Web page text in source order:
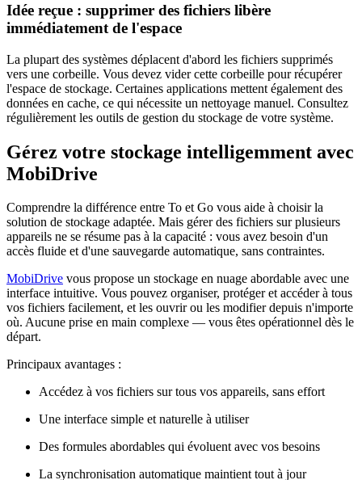
Idée reçue : supprimer des fichiers libère
immédiatement de l'espace
La plupart des systèmes déplacent d'abord les fichiers supprimés
vers une corbeille. Vous devez vider cette corbeille pour récupérer
l'espace de stockage. Certaines applications mettent également des
données en cache, ce qui nécessite un nettoyage manuel. Consultez
régulièrement les outils de gestion du stockage de votre système.
Gérez votre stockage intelligemment avec
MobiDrive
Comprendre la différence entre To et Go vous aide à choisir la
solution de stockage adaptée. Mais gérer des fichiers sur plusieurs
appareils ne se résume pas à la capacité : vous avez besoin d'un
accès fluide et d'une sauvegarde automatique, sans contraintes.
MobiDrive vous propose un stockage en nuage abordable avec une
interface intuitive. Vous pouvez organiser, protéger et accéder à tous
vos fichiers facilement, et les ouvrir ou les modifier depuis n'importe
où. Aucune prise en main complexe — vous êtes opérationnel dès le
départ.
Principaux avantages :
Accédez à vos fichiers sur tous vos appareils, sans effort
Une interface simple et naturelle à utiliser
Des formules abordables qui évoluent avec vos besoins
La synchronisation automatique maintient tout à jour